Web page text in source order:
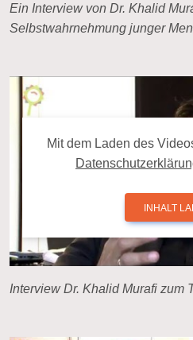
Ein Interview von Dr. Khalid
Selbstwahrnehmung junger
Mit dem La­den des
INHALT
Interview Dr. Khalid Murafi zum